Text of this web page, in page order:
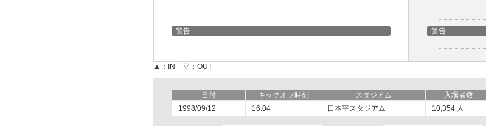
警告
警告
▲：IN ▽：OUT
日付 キックオフ時刻 スタジアム 入場者数
1998/09/12
16:04 日本平スタジアム 10,354 人